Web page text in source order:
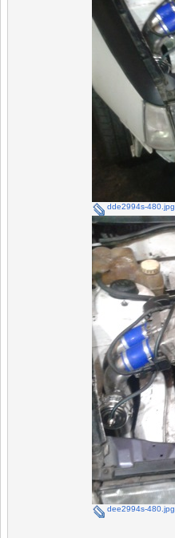
dde2994s-480.jpg
dee2994s-480.jpg